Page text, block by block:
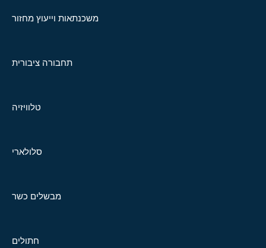
משכנתאות וייעוץ מחזור
תחבורה ציבורית
טלוויזיה
סלולארי
מבשלים כשר
חתולים